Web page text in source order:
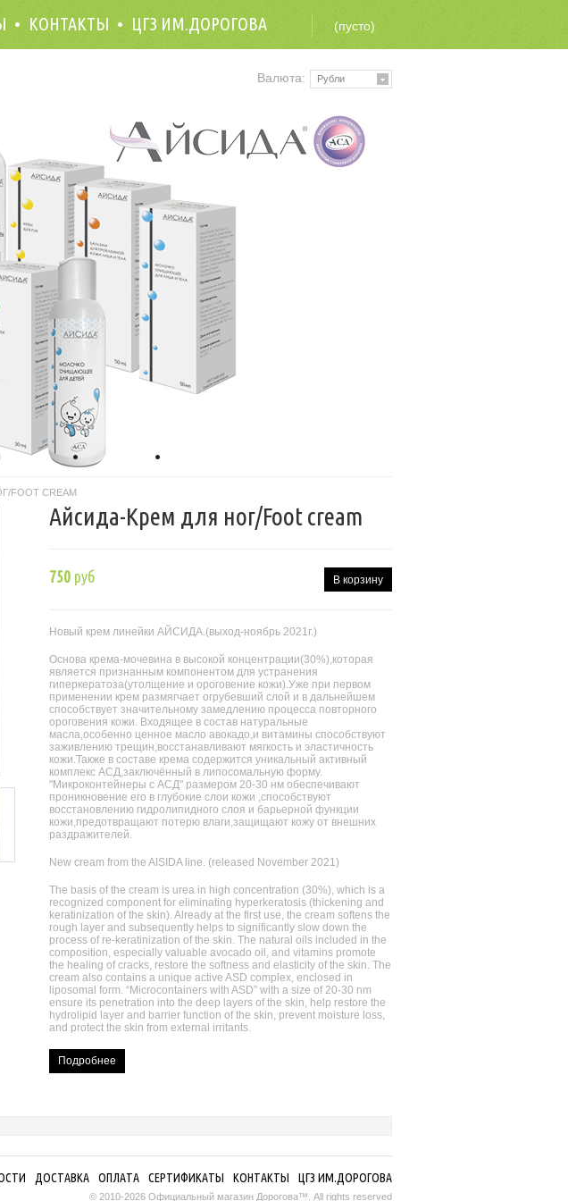
КОНТАКТЫ ЦГЗ ИМ.ДОРОГОВА (пусто)
Валюта: Рубли
2
CREAM
Айсида-Крем для ног/Foot cream
750 руб
Новый крем линейки АЙСИДА.(выход-ноябрь 2021г.)
Основа крема-мочевина в высокой концентрации(30%),которая
является признанным компонентом для устранения
гиперкератоза(утолщение и ороговение кожи).Уже при первом
применении крем размягчает огрубевший слой и в дальнейшем
способствует значительному замедлению процесса повторного
ороговения кожи. Входящее в состав натуральные
масла,особенно ценное масло авокадо,и витамины способствуют
заживлению трещин,восстанавливают мягкость и эластичность
кожи.Также в составе крема содержится уникальный активный
комплекс АСД,заключённый в липосомальную форму.
"Микроконтейнеры с АСД" размером 20-30 нм обеспечивают
проникновение его в глубокие слои кожи ,способствуют
восстановлению гидролипидного слоя и барьерной функции
кожи,предотвращают потерю влаги,защищают кожу от внешних
раздражителей.
New cream from the AISIDA line. (released November 2021)
The basis of the cream is urea in high concentration (30%), which is a
recognized component for eliminating hyperkeratosis (thickening and
keratinization of the skin). Already at the first use, the cream softens the
rough layer and subsequently helps to significantly slow down the
process of re-keratinization of the skin. The natural oils included in the
composition, especially valuable avocado oil, and vitamins promote
the healing of cracks, restore the softness and elasticity of the skin. The
cream also contains a unique active ASD complex, enclosed in
liposomal form. “Microcontainers with ASD” with a size of 20-30 nm
ensure its penetration into the deep layers of the skin, help restore the
hydrolipid layer and barrier function of the skin, prevent moisture loss,
and protect the skin from external irritants.
Подробнее
ДОСТАВКА ОПЛАТА СЕРТИФИКАТЫ КОНТАКТЫ ЦГЗ ИМ.ДОРОГОВА
© 2010-2026 Официальный магазин Дорогова™. All rights reserved